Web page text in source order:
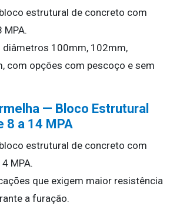
estrutural de concreto com
MPA.
diâmetros 100mm, 102mm,
com opções com pescoço e sem
— Bloco Estrutural
8 a 14 MPA
estrutural de concreto com
MPA.
que exigem maior resistência
a furação.